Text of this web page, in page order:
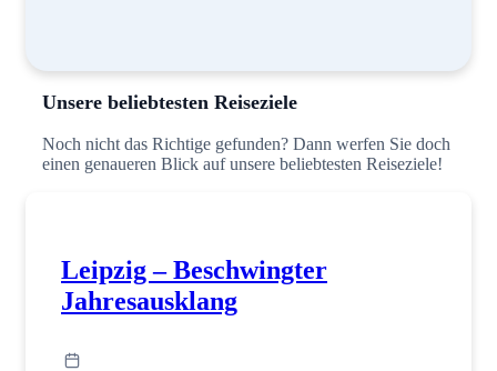
Unsere beliebtesten Reiseziele
Noch nicht das Richtige gefunden? Dann werfen Sie doch
einen genaueren Blick auf unsere beliebtesten Reiseziele!
Leipzig – Beschwingter
Jahresausklang